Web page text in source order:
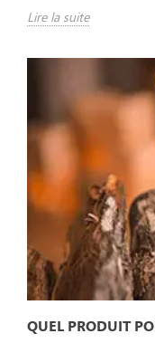
Lire la suite
QUEL PRODUIT